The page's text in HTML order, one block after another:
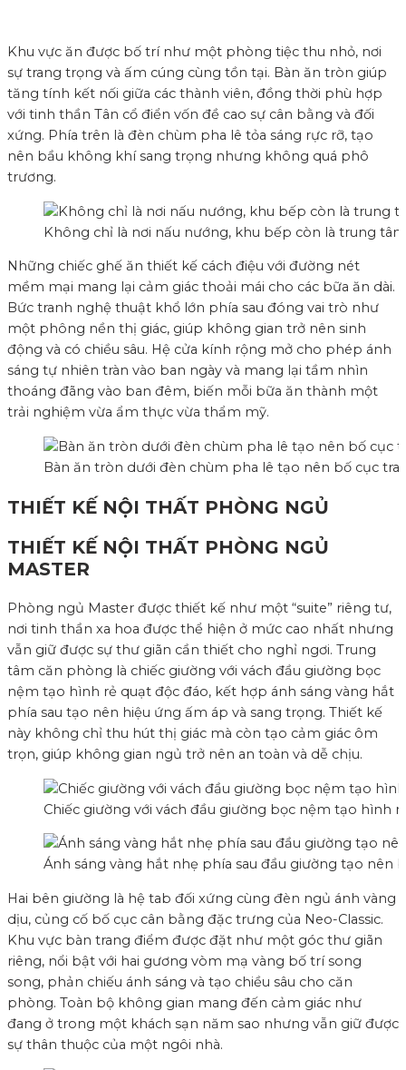
Khu vực ăn được bố trí như một phòng tiệc thu nhỏ, nơi
sự trang trọng và ấm cúng cùng tồn tại. Bàn ăn tròn giúp
tăng tính kết nối giữa các thành viên, đồng thời phù hợp
với tinh thần Tân cổ điển vốn đề cao sự cân bằng và đối
xứng. Phía trên là đèn chùm pha lê tỏa sáng rực rỡ, tạo
nên bầu không khí sang trọng nhưng không quá phô
trương.
Không chỉ là nơi nấu nướng, khu bếp còn là trung
Những chiếc ghế ăn thiết kế cách điệu với đường nét
mềm mại mang lại cảm giác thoải mái cho các bữa ăn dài.
Bức tranh nghệ thuật khổ lớn phía sau đóng vai trò như
một phông nền thị giác, giúp không gian trở nên sinh
động và có chiều sâu. Hệ cửa kính rộng mở cho phép ánh
sáng tự nhiên tràn vào ban ngày và mang lại tầm nhìn
thoáng đãng vào ban đêm, biến mỗi bữa ăn thành một
trải nghiệm vừa ẩm thực vừa thẩm mỹ.
Bàn ăn tròn dưới đèn chùm pha lê tạo nên bố cục
THIẾT KẾ NỘI THẤT PHÒNG NGỦ
THIẾT KẾ NỘI THẤT PHÒNG NGỦ
MASTER
Phòng ngủ Master được thiết kế như một “suite” riêng tư,
nơi tinh thần xa hoa được thể hiện ở mức cao nhất nhưng
vẫn giữ được sự thư giãn cần thiết cho nghỉ ngơi. Trung
tâm căn phòng là chiếc giường với vách đầu giường bọc
nệm tạo hình rẻ quạt độc đáo, kết hợp ánh sáng vàng hắt
phía sau tạo nên hiệu ứng ấm áp và sang trọng. Thiết kế
này không chỉ thu hút thị giác mà còn tạo cảm giác ôm
trọn, giúp không gian ngủ trở nên an toàn và dễ chịu.
Chiếc giường với vách đầu giường bọc nệm tạo hình
Ánh sáng vàng hắt nhẹ phía sau đầu giường tạo
Hai bên giường là hệ tab đối xứng cùng đèn ngủ ánh vàng
dịu, củng cố bố cục cân bằng đặc trưng của Neo-Classic.
Khu vực bàn trang điểm được đặt như một góc thư giãn
riêng, nổi bật với hai gương vòm mạ vàng bố trí song
song, phản chiếu ánh sáng và tạo chiều sâu cho căn
phòng. Toàn bộ không gian mang đến cảm giác như
đang ở trong một khách sạn năm sao nhưng vẫn giữ được
sự thân thuộc của một ngôi nhà.